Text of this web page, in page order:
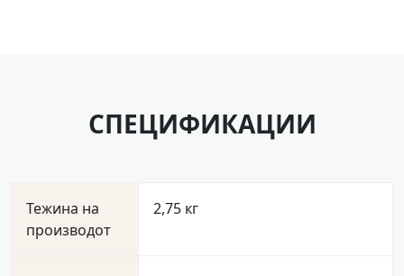
СПЕЦИФИКАЦИИ
Тежина на
производот
2,75 кг